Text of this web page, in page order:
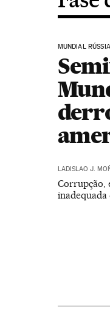
MUNDIAL
LADISLAO J.
Corrupção,
inadequada